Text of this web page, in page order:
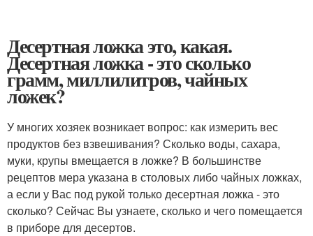
Десертная ложка это, какая.
Десертная ложка - это сколько
грамм, миллилитров, чайных
ложек?
У многих хозяек возникает вопрос: как измерить вес
продуктов без взвешивания? Сколько воды, сахара,
муки, крупы вмещается в ложке? В большинстве
рецептов мера указана в столовых либо чайных ложках,
а если у Вас под рукой только десертная ложка - это
сколько? Сейчас Вы узнаете, сколько и чего помещается
в приборе для десертов.